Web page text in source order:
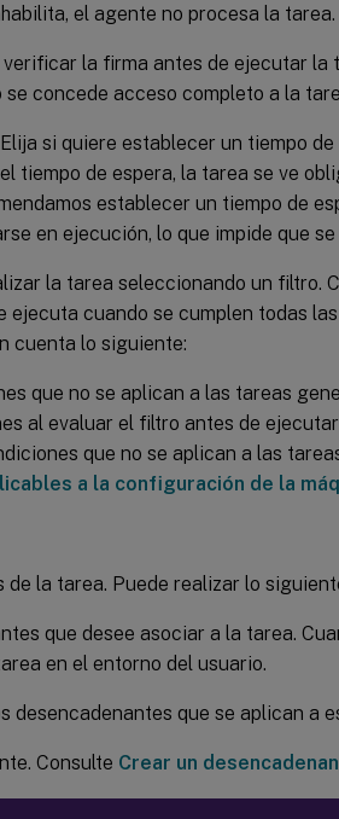
el agente no procesa la tarea.
verificar la firma antes de ejecutar la
concede acceso completo a la
si quiere establecer un tiempo
tiempo de espera, la tarea se ve
establecer un tiempo de
en ejecución, lo que impide que
la tarea seleccionando un filtro.
ejecuta cuando se cumplen todas
cuenta lo siguiente:
que no se aplican a las tareas
al evaluar el filtro antes de
que no se aplican a las
a la configuración de la
la tarea. Puede realizar lo
que desee asociar a la tarea.
en el entorno del usuario.
desencadenantes que se aplican a
Consulte Crear un